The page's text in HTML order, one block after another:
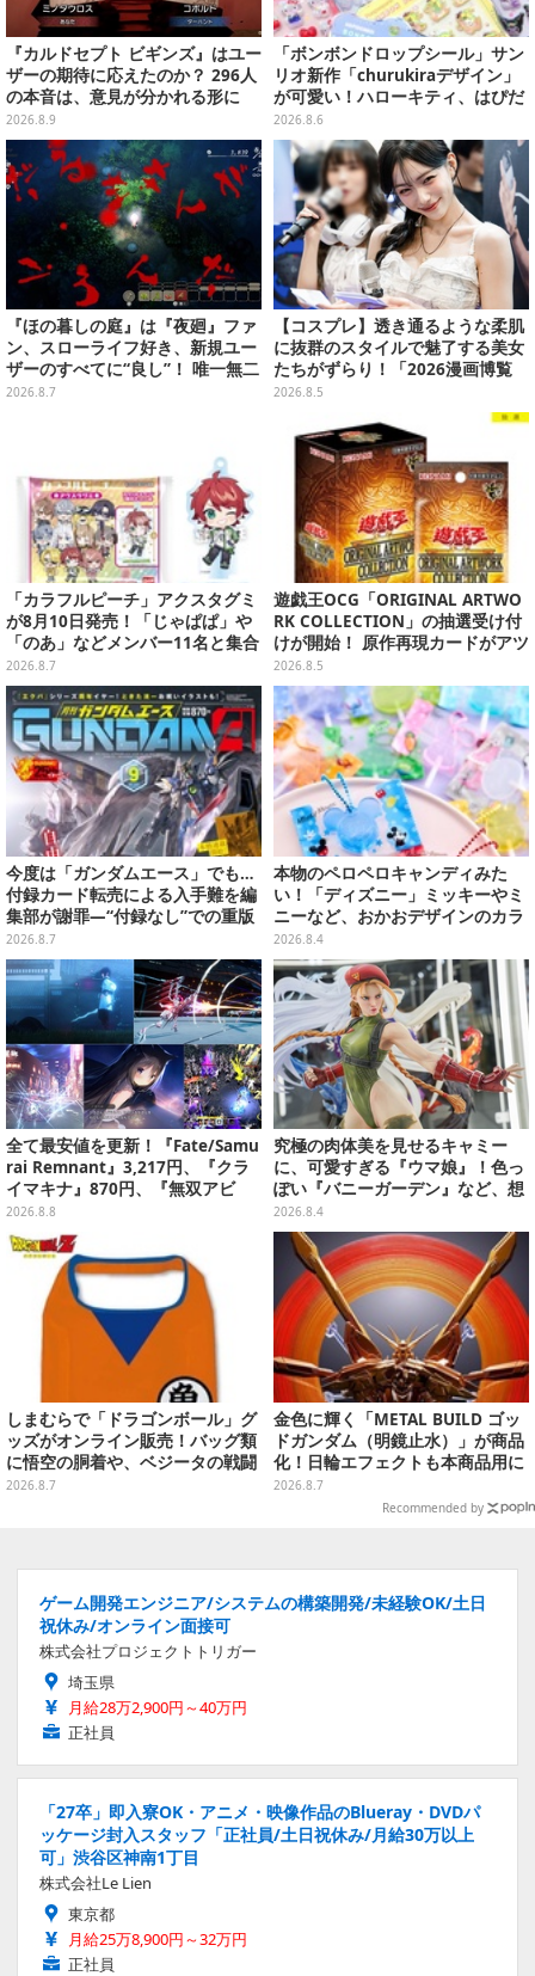
『カルドセプト ビギンズ』はユー
ザーの期待に応えたのか？ 296人
の本音は、意見が分かれる形に
【アンケ結果】
2026.8.9
「ボンボンドロップシール」サン
リオ新作「churukiraデザイン」
が可愛い！ハローキティ、はぴだ
んぶいなど全8種類が順次展開
2026.8.6
『ほの暮しの庭』は『夜廻』ファ
ン、スローライフ好き、新規ユー
ザーのすべてに“良し”！ 唯一無二
の「不穏生活シム」恐怖も暮らし
2026.8.7
【コスプレ】透き通るような柔肌
に抜群のスタイルで魅了する美女
たちがずらり！「2026漫画博覧
会」美麗コンパニオンまとめ【画
2026.8.5
「カラフルピーチ」アクスタグミ
が8月10日発売！「じゃぱぱ」や
「のあ」などメンバー11名と集合
デザイン全15種、ボールチェーン
付きでアクセサリーにも
2026.8.7
遊戯王OCG「ORIGINAL ARTWO
RK COLLECTION」の抽選受け付
けが開始！ 原作再現カードがアツ
いスペシャルパック
2026.8.5
今度は「ガンダムエース」でも…
付録カード転売による入手難を編
集部が謝罪―“付録なし”での重版
対応を進行中
2026.8.7
本物のペロペロキャンディみた
い！「ディズニー」ミッキーやミ
ニーなど、おかおデザインのカラ
フルチャーム全10種が8月31日発
売
2026.8.4
全て最安値を更新！『Fate/Samu
rai Remnant』3,217円、『クラ
イマキナ』870円、『無双アビ
ス』1,188円、『星空鉄道とシロ
の旅』3,190円【eショップ・PS S
toreのお薦めセール】
2026.8.8
究極の肉体美を見せるキャミー
に、可愛すぎる『ウマ娘』！色っ
ぽい『バニーガーデン』など、想
像を超えていく国産ゲームキャラ
フィギュアたち【WF2026夏】
2026.8.4
しまむらで「ドラゴンボール」グ
ッズがオンライン販売！バッグ類
に悟空の胴着や、ベジータの戦闘
服を大胆デザイン
2026.8.7
金色に輝く「METAL BUILD ゴッ
ドガンダム（明鏡止水）」が商品
化！日輪エフェクトも本商品用に
刷新した豪華仕様
2026.8.7
Recommended by
ゲーム開発エンジニア/システムの構築開発/未経験OK/土日
祝休み/オンライン面接可
株式会社プロジェクトトリガー
埼玉県
月給28万2,900円～40万円
正社員
「27卒」即入寮OK・アニメ・映像作品のBlueray・DVDパ
ッケージ封入スタッフ「正社員/土日祝休み/月給30万以上
可」渋谷区神南1丁目
株式会社Le Lien
東京都
月給25万8,900円～32万円
正社員